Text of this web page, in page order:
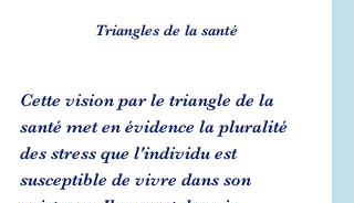
Triangles de la santé
Cette vision par le triangle de la
santé met en évidence la pluralité
des stress que l'individu est
susceptible de vivre dans son